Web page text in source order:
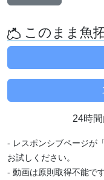
このまま魚
24時
- レスポンシブページが
お試しください。
- 動画は原則取得不能です